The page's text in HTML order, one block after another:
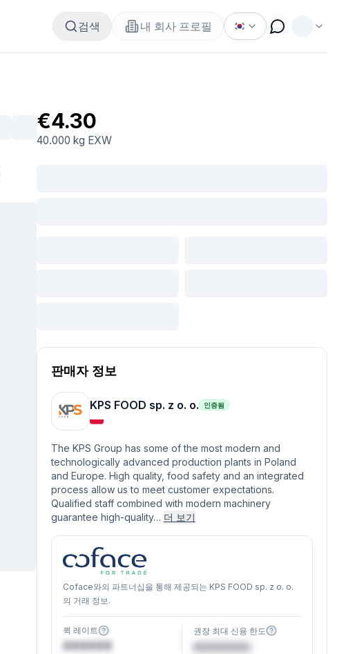
검색 내 회사 프로필
€4.30
40.000 kg EXW
판매자 정보
KPS FOOD sp. z o. o. 인증됨
The KPS Group has some of the most modern and
technologically advanced production plants in Poland
and Europe. High quality, food safety and an integrated
process allow us to meet customer expectations.
Qualified staff combined with modern machinery
guarantee high-quality… 더 보기
Coface와의 파트너십을 통해 제공되는 KPS FOOD sp. z o. o.
의 거래 정보.
퀵 레이트
XXXXXX
권장 최대 신용 한도